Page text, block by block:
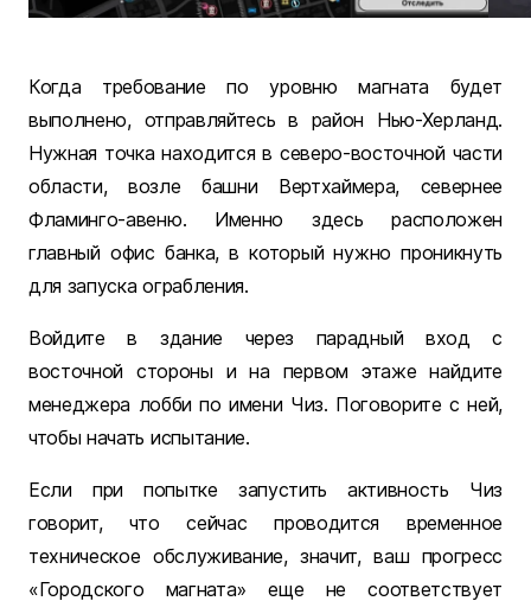
Когда требование по уровню магната будет
выполнено, отправляйтесь в район Нью-Херланд.
Нужная точка находится в северо-восточной части
области, возле башни Вертхаймера, севернее
Фламинго-авеню. Именно здесь расположен
главный офис банка, в который нужно проникнуть
для запуска ограбления.
Войдите в здание через парадный вход с
восточной стороны и на первом этаже найдите
менеджера лобби по имени Чиз. Поговорите с ней,
чтобы начать испытание.
Если при попытке запустить активность Чиз
говорит, что сейчас проводится временное
техническое обслуживание, значит, ваш прогресс
«Городского магната» еще не соответствует